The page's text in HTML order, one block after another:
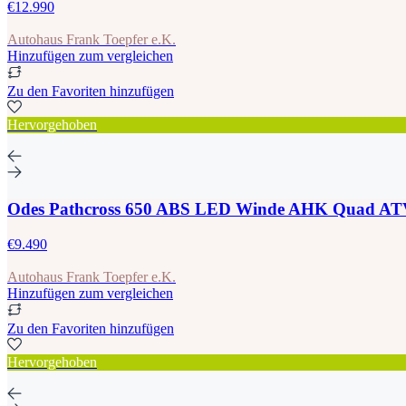
€12.990
Autohaus Frank Toepfer e.K.
Hinzufügen zum vergleichen
Zu den Favoriten hinzufügen
Hervorgehoben
Odes Pathcross 650 ABS LED Winde AHK Quad
€9.490
Autohaus Frank Toepfer e.K.
Hinzufügen zum vergleichen
Zu den Favoriten hinzufügen
Hervorgehoben